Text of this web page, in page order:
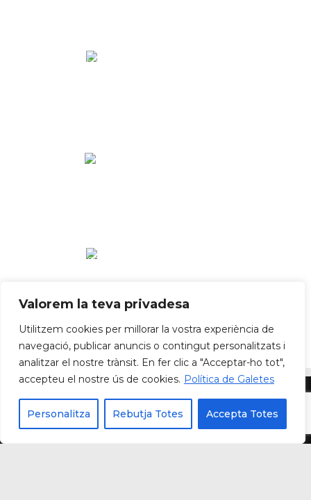
Valorem la teva privadesa
Utilitzem cookies per millorar la vostra experiència de
navegació, publicar anuncis o contingut personalitzats i
analitzar el nostre trànsit. En fer clic a "Acceptar-ho tot",
accepteu el nostre ús de cookies. Política de Galetes
Personalitza Rebutja Totes Accepta Totes
Política de privadesa Política de cookies
Avís Legal
Contacte
FAN ® 2025